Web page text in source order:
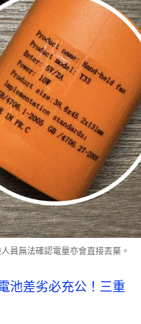
員無法確認電量亦會直接丟棄。
池差劣必充公！三重